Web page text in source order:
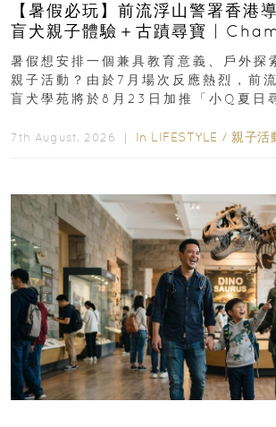
【暑假必玩】前流浮山警署香港
盲犬親子體驗＋古蹟尋寶 |
組免費名額
暑假想安排一個兼具教育意義、戶外探
親子活動？由於7月場次反應熱烈，前
盲犬學苑將於8月23日加推「小Q夏日
7th August, 2026 ｜ In LIFESTYLE / 親子活